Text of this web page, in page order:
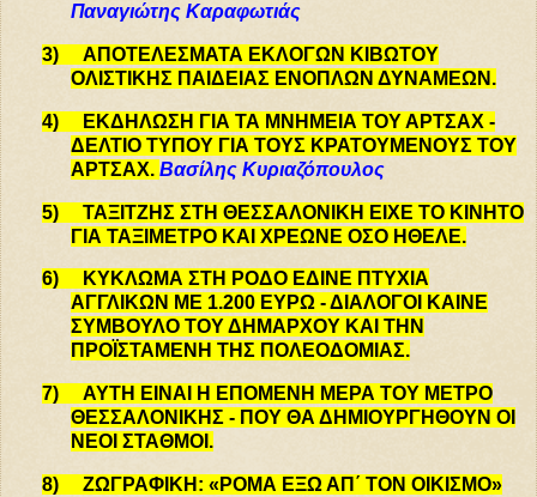
Παναγιώτης Καραφωτιάς
3)
ΑΠΟΤΕΛΕΣΜΑΤΑ ΕΚΛΟΓΩΝ ΚΙΒΩΤΟY
ΟΛΙΣΤΙΚΗΣ ΠΑΙΔΕΙΑΣ ΕΝΟΠΛΩΝ ΔΥΝΑΜΕΩΝ .
4)
ΕΚΔΗΛΩΣΗ ΓΙΑ ΤΑ ΜΝΗΜΕΙΑ ΤΟΥ ΑΡΤΣΑΧ -
ΔΕΛΤΙΟ ΤΥΠΟΥ ΓΙΑ ΤΟΥΣ ΚΡΑΤΟΥΜΕΝΟΥΣ ΤΟΥ
ΑΡΤΣΑΧ. Βασίλης Κυριαζόπουλος
5)
ΤΑΞΙΤΖΗΣ ΣΤΗ ΘΕΣΣΑΛΟΝΙΚΗ ΕΙΧΕ ΤΟ ΚΙΝΗΤΟ
ΓΙΑ ΤΑΞΙΜΕΤΡΟ ΚΑΙ ΧΡΕΩΝΕ ΟΣΟ ΗΘΕΛΕ.
6)
ΚΥΚΛΩΜΑ ΣΤΗ ΡΟΔΟ ΕΔΙΝΕ ΠΤΥΧΙΑ
ΑΓΓΛΙΚΩΝ ΜΕ 1.200 ΕΥΡΩ - ΔΙΑΛΟΓΟΙ ΚΑΙΝΕ
ΣΥΜΒΟΥΛΟ ΤΟΥ ΔΗΜΑΡΧΟΥ ΚΑΙ ΤΗΝ
ΠΡΟΪΣΤΑΜΕΝΗ ΤΗΣ ΠΟΛΕΟΔΟΜΙΑΣ.
7)
ΑΥΤΗ ΕΙΝΑΙ Η ΕΠΟΜΕΝΗ ΜΕΡΑ ΤΟΥ ΜΕΤΡΟ
ΘΕΣΣΑΛΟΝΙΚΗΣ - ΠΟΥ ΘΑ ΔΗΜΙΟΥΡΓΗΘΟΥΝ ΟΙ
ΝΕΟΙ ΣΤΑΘΜΟΙ .
8)
ΖΩΓΡΑΦΙΚΗ: «ΡΟΜΑ ΕΞΩ ΑΠ΄ ΤΟΝ ΟΙΚΙΣΜΟ»